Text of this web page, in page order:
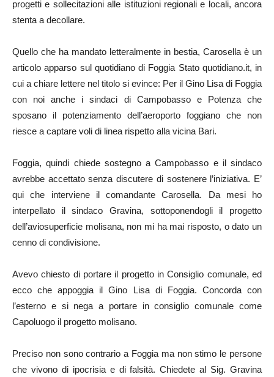
progetti e sollecitazioni alle istituzioni regionali e locali, ancora
stenta a decollare.
Quello che ha mandato letteralmente in bestia, Carosella è un
articolo apparso sul quotidiano di Foggia Stato quotidiano.it, in
cui a chiare lettere nel titolo si evince: Per il Gino Lisa di Foggia
con noi anche i sindaci di Campobasso e Potenza che
sposano il potenziamento dell’aeroporto foggiano che non
riesce a captare voli di linea rispetto alla vicina Bari.
Foggia, quindi chiede sostegno a Campobasso e il sindaco
avrebbe accettato senza discutere di sostenere l’iniziativa. E’
qui che interviene il comandante Carosella. Da mesi ho
interpellato il sindaco Gravina, sottoponendogli il progetto
dell’aviosuperficie molisana, non mi ha mai risposto, o dato un
cenno di condivisione.
Avevo chiesto di portare il progetto in Consiglio comunale, ed
ecco che appoggia il Gino Lisa di Foggia. Concorda con
l’esterno e si nega a portare in consiglio comunale come
Capoluogo il progetto molisano.
Preciso non sono contrario a Foggia ma non stimo le persone
che vivono di ipocrisia e di falsità. Chiedete al Sig. Gravina